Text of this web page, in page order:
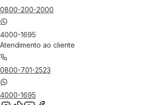
0800-200-2000
4000-1695
Atendimento ao cliente
0800-701-2523
4000-1695